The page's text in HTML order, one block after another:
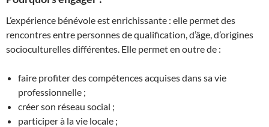
L’expérience bénévole est enrichissante : elle permet des
rencontres entre personnes de qualification, d’âge, d’origines
socioculturelles différentes. Elle permet en outre de :
faire profiter des compétences acquises dans sa vie
professionnelle ;
créer son réseau social ;
participer à la vie locale ;